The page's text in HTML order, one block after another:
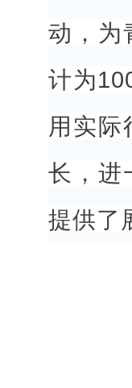
动，为
计为
用实际
长，进
提供了